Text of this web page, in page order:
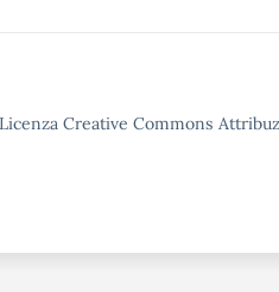
Creative Commons